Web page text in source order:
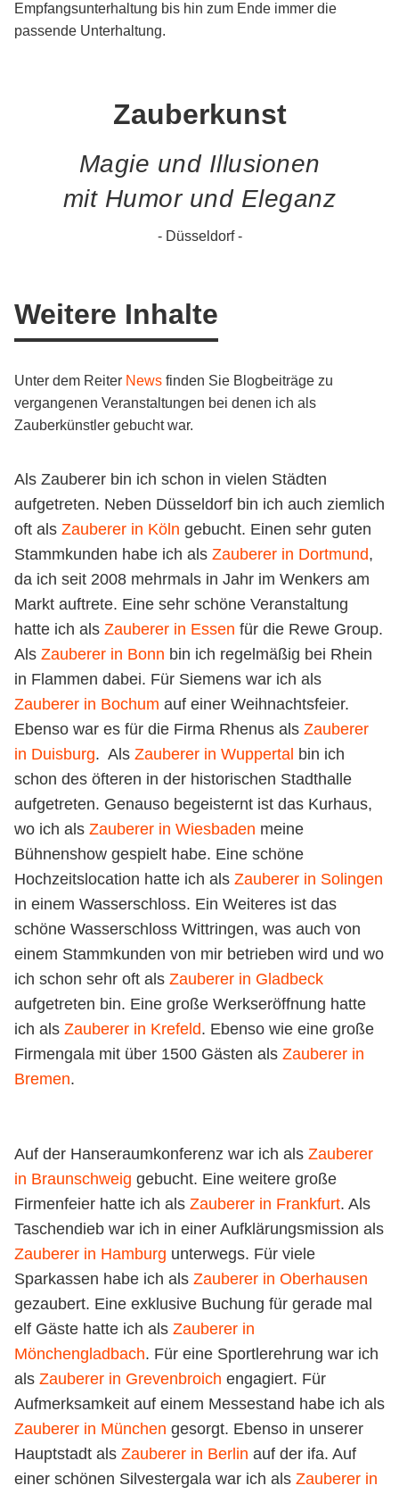
Empfangsunterhaltung bis hin zum Ende immer die
passende Unterhaltung.
Zauberkunst
Magie und Illusionen
mit Humor und Eleganz
- Düsseldorf -
Weitere Inhalte
Unter dem Reiter News finden Sie Blogbeiträge zu
vergangenen Veranstaltungen bei denen ich als
Zauberkünstler gebucht war.
Als Zauberer bin ich schon in vielen Städten
aufgetreten. Neben Düsseldorf bin ich auch ziemlich
oft als Zauberer in Köln gebucht. Einen sehr guten
Stammkunden habe ich als Zauberer in Dortmund,
da ich seit 2008 mehrmals in Jahr im Wenkers am
Markt auftrete. Eine sehr schöne Veranstaltung
hatte ich als Zauberer in Essen für die Rewe Group.
Als Zauberer in Bonn bin ich regelmäßig bei Rhein
in Flammen dabei. Für Siemens war ich als
Zauberer in Bochum auf einer Weihnachtsfeier.
Ebenso war es für die Firma Rhenus als Zauberer
in Duisburg. Als Zauberer in Wuppertal bin ich
schon des öfteren in der historischen Stadthalle
aufgetreten. Genauso begeisternt ist das Kurhaus,
wo ich als Zauberer in Wiesbaden meine
Bühnenshow gespielt habe. Eine schöne
Hochzeitslocation hatte ich als Zauberer in Solingen
in einem Wasserschloss. Ein Weiteres ist das
schöne Wasserschloss Wittringen, was auch von
einem Stammkunden von mir betrieben wird und wo
ich schon sehr oft als Zauberer in Gladbeck
aufgetreten bin. Eine große Werkseröffnung hatte
ich als Zauberer in Krefeld. Ebenso wie eine große
Firmengala mit über 1500 Gästen als Zauberer in
Bremen.
Auf der Hanseraumkonferenz war ich als Zauberer
in Braunschweig gebucht. Eine weitere große
Firmenfeier hatte ich als Zauberer in Frankfurt. Als
Taschendieb war ich in einer Aufklärungsmission als
Zauberer in Hamburg unterwegs. Für viele
Sparkassen habe ich als Zauberer in Oberhausen
gezaubert. Eine exklusive Buchung für gerade mal
elf Gäste hatte ich als Zauberer in
Mönchengladbach. Für eine Sportlerehrung war ich
als Zauberer in Grevenbroich engagiert. Für
Aufmerksamkeit auf einem Messestand habe ich als
Zauberer in München gesorgt. Ebenso in unserer
Hauptstadt als Zauberer in Berlin auf der ifa. Auf
einer schönen Silvestergala war ich als Zauberer in